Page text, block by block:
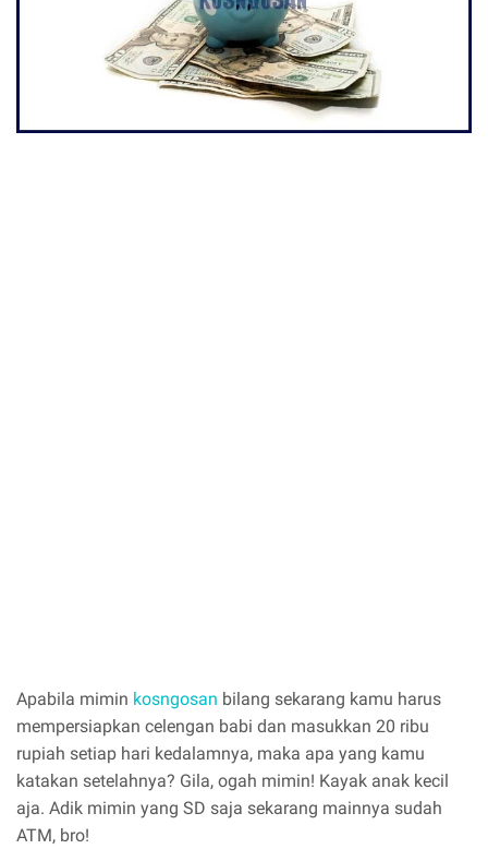
Apabila mimin kosngosan bilang sekarang kamu harus
mempersiapkan celengan babi dan masukkan 20 ribu
rupiah setiap hari kedalamnya, maka apa yang kamu
katakan setelahnya? Gila, ogah mimin! Kayak anak kecil
aja. Adik mimin yang SD saja sekarang mainnya sudah
ATM, bro!